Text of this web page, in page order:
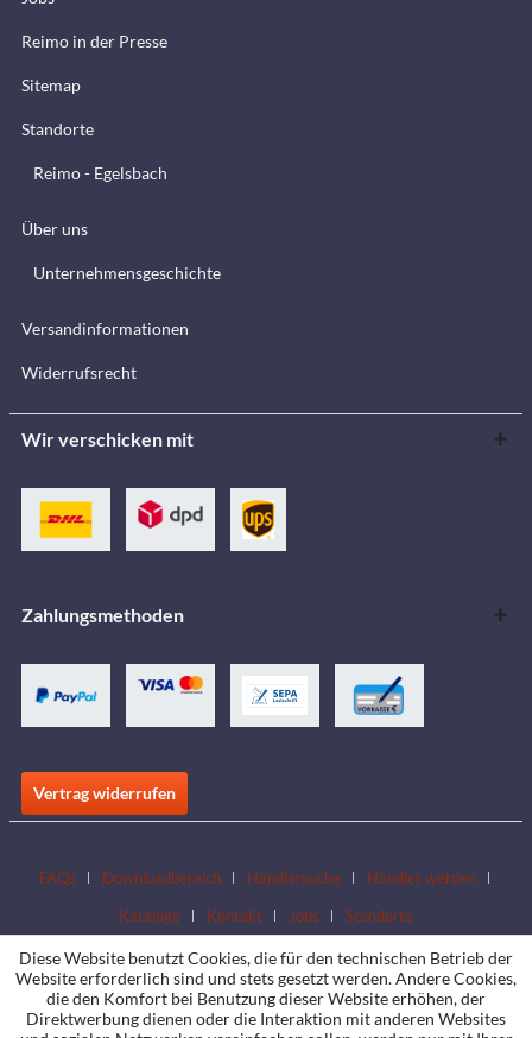
Reimo in der Presse
Sitemap
Standorte
Reimo - Egelsbach
Über uns
Unternehmensgeschichte
Versandinformationen
Widerrufsrecht
Wir verschicken mit
Zahlungsmethoden
Vertrag widerrufen
FAQs Downloadbereich Händlersuche
Händler werden
Kataloge
Kontakt Jobs Standorte
Diese Website benutzt Cookies, die für den technischen Betrieb der
Website erforderlich sind und stets gesetzt werden. Andere Cookies,
die den Komfort bei Benutzung dieser Website erhöhen, der
Direktwerbung dienen oder die Interaktion mit anderen Websites